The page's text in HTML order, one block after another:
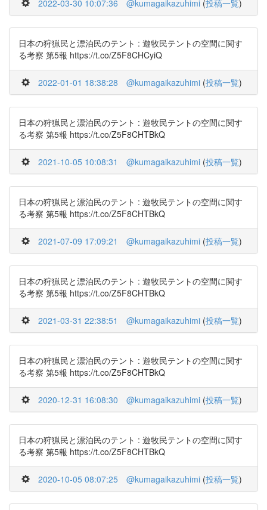
2022-03-30 10:07:36 @kumagaikazuhimi (投稿一覧)
日本の狩猟民と漂泊民のテント : 遊牧民テントの空間に関す
る考察 第5報 https://t.co/Z5F8CHCyiQ
2022-01-01 18:38:28 @kumagaikazuhimi (投稿一覧)
日本の狩猟民と漂泊民のテント : 遊牧民テントの空間に関す
る考察 第5報 https://t.co/Z5F8CHTBkQ
2021-10-05 10:08:31 @kumagaikazuhimi (投稿一覧)
日本の狩猟民と漂泊民のテント : 遊牧民テントの空間に関す
る考察 第5報 https://t.co/Z5F8CHTBkQ
2021-07-09 17:09:21 @kumagaikazuhimi (投稿一覧)
日本の狩猟民と漂泊民のテント : 遊牧民テントの空間に関す
る考察 第5報 https://t.co/Z5F8CHTBkQ
2021-03-31 22:38:51 @kumagaikazuhimi (投稿一覧)
日本の狩猟民と漂泊民のテント : 遊牧民テントの空間に関す
る考察 第5報 https://t.co/Z5F8CHTBkQ
2020-12-31 16:08:30 @kumagaikazuhimi (投稿一覧)
日本の狩猟民と漂泊民のテント : 遊牧民テントの空間に関す
る考察 第5報 https://t.co/Z5F8CHTBkQ
2020-10-05 08:07:25 @kumagaikazuhimi (投稿一覧)